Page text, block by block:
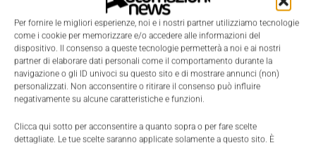
Per fornire le migliori esperienze, noi e i nostri partner utilizziamo tecnologie
come i cookie per memorizzare e/o accedere alle informazioni del
dispositivo. Il consenso a queste tecnologie permetterà a noi e ai nostri
partner di elaborare dati personali come il comportamento durante la
navigazione o gli ID univoci su questo sito e di mostrare annunci (non)
personalizzati. Non acconsentire o ritirare il consenso può influire
negativamente su alcune caratteristiche e funzioni.
Clicca qui sotto per acconsentire a quanto sopra o per fare scelte
dettagliate. Le tue scelte saranno applicate solamente a questo sito. È